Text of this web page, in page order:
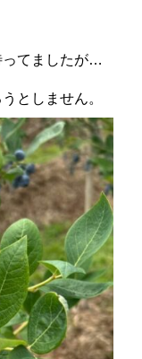
ってましたが…
としません。